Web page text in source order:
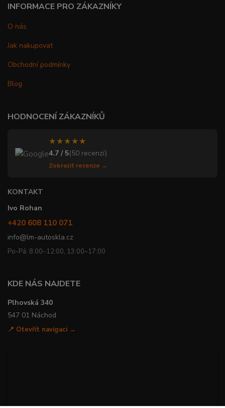
INFORMACE PRO ZÁKAZNÍKY
O nás
Jak nakupovat
Obchodní podmínky
Blog
HODNOCENÍ ZÁKAZNÍKŮ
★★★★★
4.7 / 5(50 recenzí)
Zobrazit recenze →
KONTAKT
Ivo Rohan
+420 608 110 071
info@lm-autoskla.cz
Po-Pá: 8:00–12:00, 13:00–17:00
KDE NÁS NAJDETE
Plhovská 340
547 01 Náchod
📍 Otevřít navigaci →